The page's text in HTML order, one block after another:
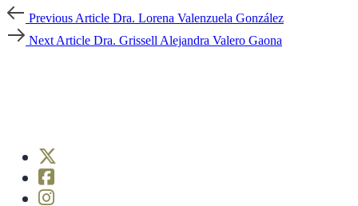
Previous
ArticlePrevious Article Dra. Lorena Valenzuela González
Next
ArticleNext Article Dra. Grissell Alejandra Valero Gaona